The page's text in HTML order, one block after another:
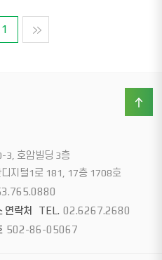
음
1
3, 호암빌딩 3층
지털1로 181, 17층 1708호
연락처 TEL. 02.6267.2680
502-86-05067